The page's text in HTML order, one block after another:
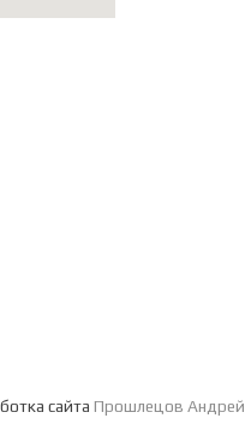
сайта Прошлецов Андрей